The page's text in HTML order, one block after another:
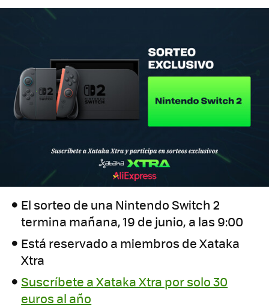
El sorteo de una Nintendo Switch 2
termina mañana, 19 de junio, a las 9:00
Está reservado a miembros de Xataka
Xtra
Suscríbete a Xataka Xtra por solo 30
euros al año